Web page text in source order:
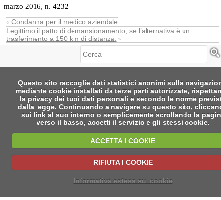
marzo 2016, n. 4232
« Condanna per il medico aziendale
Legittimo il patto di demansionamento, se l’alternativa è un
trasferimento a 150 km di distanza.
»
Cerca
Questo sito raccoglie dati statistici anonimi sulla
mediante cookie installati da terze parti autorizzate,
la privacy dei tuoi dati personali e secondo le norme
dalla legge. Continuando a navigare su questo sito,
sui link al suo interno o semplicemente scrollando la
verso il basso, accetti il servizio e gli stessi cookie.
ACCETTA I COOKIE
RIFIUTA I COOKIE
Informativa estesa sui cookie